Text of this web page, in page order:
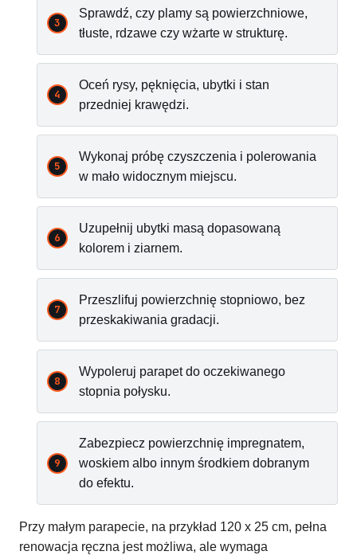
Sprawdź, czy plamy są powierzchniowe,
tłuste, rdzawe czy wżarte w strukturę.
Oceń rysy, pęknięcia, ubytki i stan
przedniej krawędzi.
Wykonaj próbę czyszczenia i polerowania
w mało widocznym miejscu.
Uzupełnij ubytki masą dopasowaną
kolorem i ziarnem.
Przeszlifuj powierzchnię stopniowo, bez
przeskakiwania gradacji.
Wypoleruj parapet do oczekiwanego
stopnia połysku.
Zabezpiecz powierzchnię impregnatem,
woskiem albo innym środkiem dobranym
do efektu.
Przy małym parapecie, na przykład 120 x 25 cm, pełna
renowacja ręczna jest możliwa, ale wymaga